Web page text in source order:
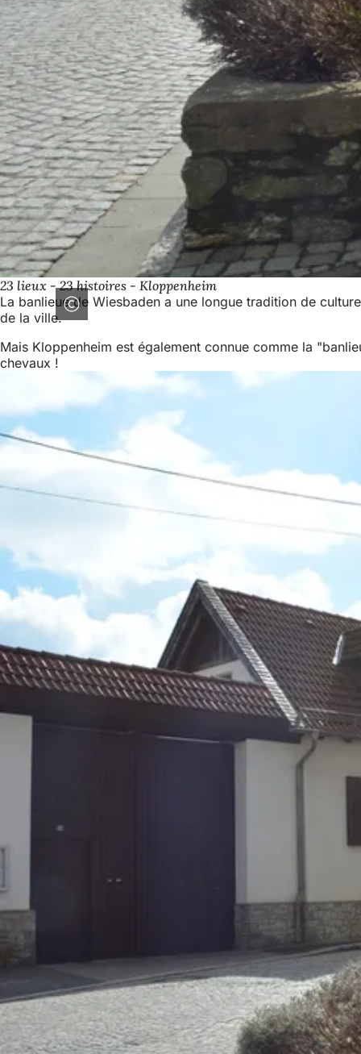
23 lieux - 23 histoires - Kloppenheim
La banlieue de Wiesbaden a une longue tradition de
de la ville.
Mais Kloppenheim est également connue comme la
chevaux !